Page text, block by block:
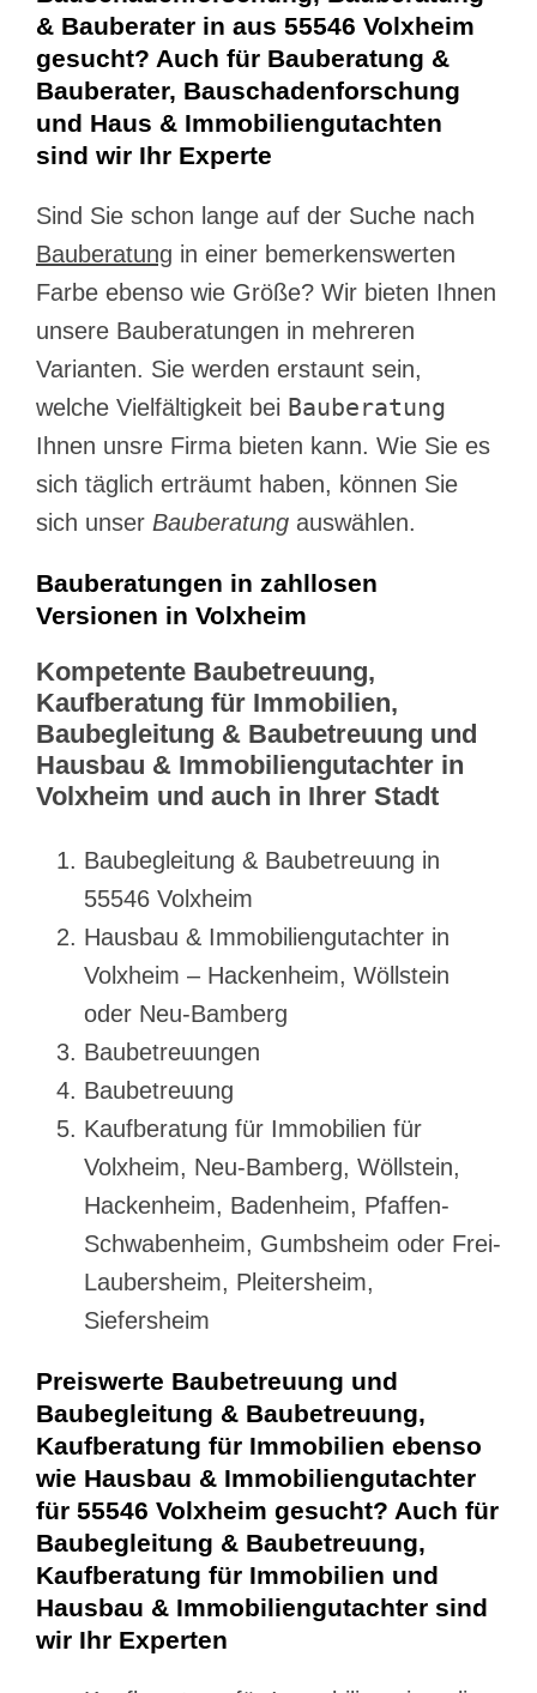
& Bauberater in aus 55546 Volxheim
gesucht? Auch für Bauberatung &
Bauberater, Bauschadenforschung
und Haus & Immobiliengutachten
sind wir Ihr Experte
Sind Sie schon lange auf der Suche nach
Bauberatung in einer bemerkenswerten
Farbe ebenso wie Größe? Wir bieten Ihnen
unsere Bauberatungen in mehreren
Varianten. Sie werden erstaunt sein,
welche Vielfältigkeit bei Bauberatung
Ihnen unsre Firma bieten kann. Wie Sie es
sich täglich erträumt haben, können Sie
sich unser Bauberatung auswählen.
Bauberatungen in zahllosen
Versionen in Volxheim
Kompetente Baubetreuung,
Kaufberatung für Immobilien,
Baubegleitung & Baubetreuung und
Hausbau & Immobiliengutachter in
Volxheim und auch in Ihrer Stadt
Baubegleitung & Baubetreuung in
55546 Volxheim
Hausbau & Immobiliengutachter in
Volxheim – Hackenheim, Wöllstein
oder Neu-Bamberg
Baubetreuungen
Baubetreuung
Kaufberatung für Immobilien für
Volxheim, Neu-Bamberg, Wöllstein,
Hackenheim, Badenheim, Pfaffen-
Schwabenheim, Gumbsheim oder Frei-
Laubersheim, Pleitersheim,
Siefersheim
Preiswerte Baubetreuung und
Baubegleitung & Baubetreuung,
Kaufberatung für Immobilien ebenso
wie Hausbau & Immobiliengutachter
für 55546 Volxheim gesucht? Auch für
Baubegleitung & Baubetreuung,
Kaufberatung für Immobilien und
Hausbau & Immobiliengutachter sind
wir Ihr Experten